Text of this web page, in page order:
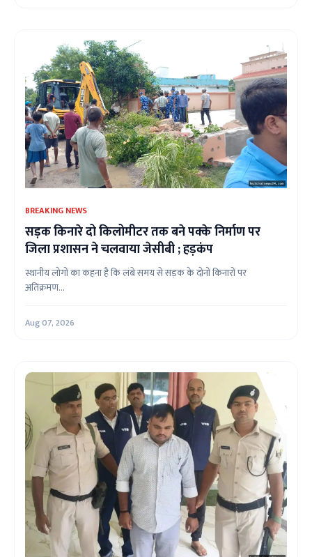
BREAKING NEWS
सड़क किनारे दो किलोमीटर तक बने पक्के निर्माण पर
जिला प्रशासन ने चलवाया जेसीबी ; हड़कंप
स्थानीय लोगों का कहना है कि लंबे समय से सड़क के दोनों किनारों पर
अतिक्रमण...
Aug 07, 2026